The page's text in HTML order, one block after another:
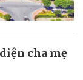
cha mẹ